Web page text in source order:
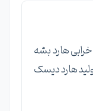
8 که منجر به خرابی هارد بشه
هارد دیسک